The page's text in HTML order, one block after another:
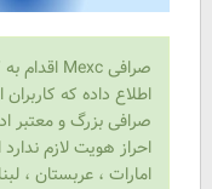
اطلاع داده که
احراز هویت لازم
امارات ، عربستان ،